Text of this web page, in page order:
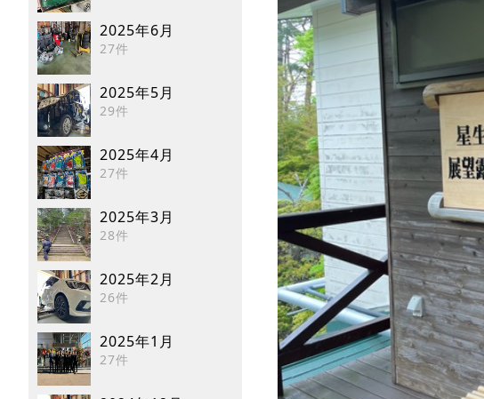
2025年6月
27件
2025年5月
29件
2025年4月
27件
2025年3月
28件
2025年2月
26件
2025年1月
27件